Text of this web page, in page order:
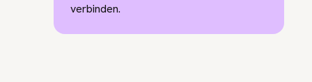
verbinden.